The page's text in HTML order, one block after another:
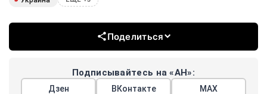
Поделиться
Подписывайтесь на «АН»:
Дзен ВКонтакте МАХ